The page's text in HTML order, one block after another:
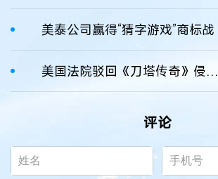
美泰公司赢得“猜字游戏”商标战
美国法院驳回《刀塔传奇》侵权诉讼请求
评论